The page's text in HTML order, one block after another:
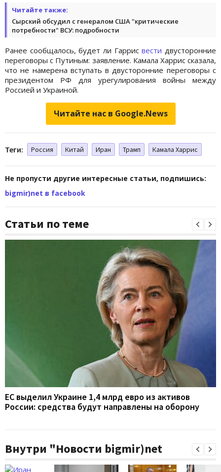
Читайте также:
Сырский обсудил с генералом США "критические
потребности" ВСУ: подробности
Ранее сообщалось, будет ли Гаррисвести двусторонние
переговоры с Путиным: заявление. Камала Харрис сказала,
что не намерена вступать в двусторонние переговоры с
президентом РФ для урегулирования войны между
Россией и Украиной.
Читайте нас в Google.News
Теги: Россия Китай Иран Трамп Камала Харрис
Не пропусти другие интересные статьи, подпишись:
bigmir)net в facebook
Статьи по теме
ЕС выделил Украине 1,4 млрд евро из активов
России: средства будут направлены на оборону
Внутри "Новости bigmir)net